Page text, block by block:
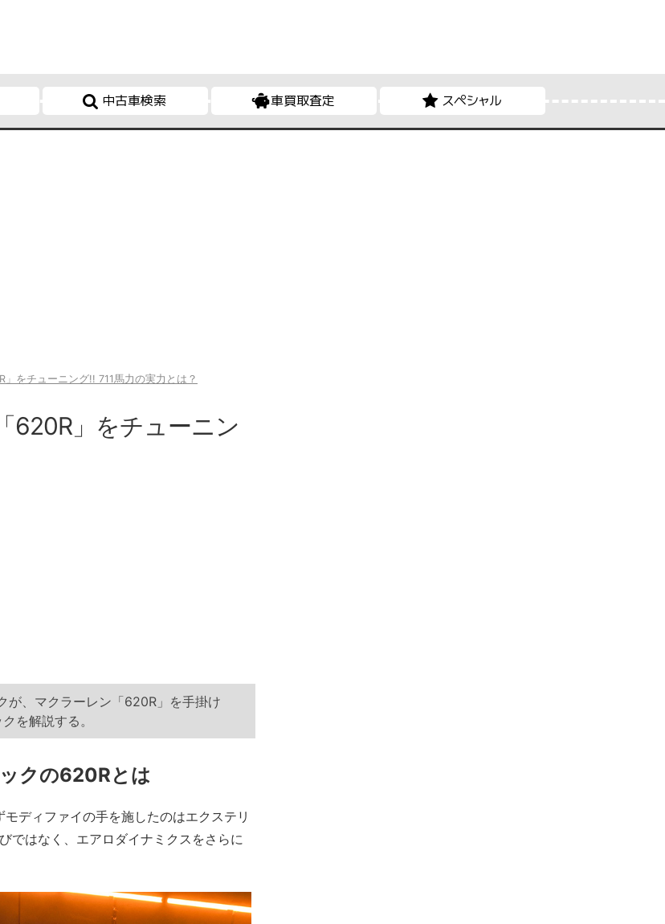
中古車検索 車買取査定 スペシャル
をチューニング!! 711馬力の実力とは？
620R」をチューニン
が、マクラーレン「620R」を手掛け
を解説する。
クの620Rとは
ディファイの手を施したのはエクステリ
ではなく、エアロダイナミクスをさらに